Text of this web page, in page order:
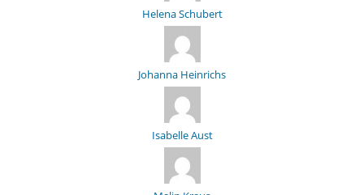
Helena Schubert
Johanna Heinrichs
Isabelle Aust